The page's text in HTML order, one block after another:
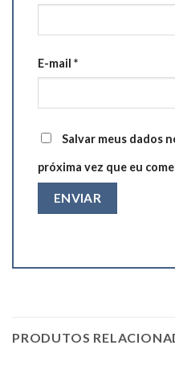
E-mail *
Salvar meus dados
próxima vez que eu
PRODUTOS